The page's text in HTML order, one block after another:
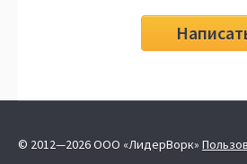
© 2012—2026 ООО «ЛидерВорк»